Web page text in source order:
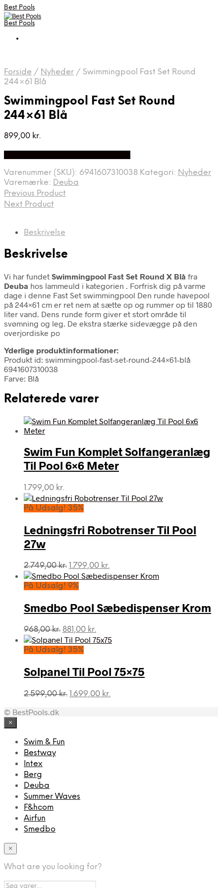
Best Pools
Best Pools
Forside / Nyheder / Swimmingpool Fast Set Round
244×61 Blå
Swimmingpool Fast Set Round
244×61 Blå
899,00 kr.
Varenummer (SKU): 6941607310038 Kategori: Nyheder
Varemærke: Deuba
Previous Product
Next Product
Beskrivelse
Beskrivelse
Vi har fundet Swimmingpool Fast Set Round X Blå fra
Deuba hos lammeuld i kategorien . Forfrisk dig på varme
dage i denne Fast Set swimmingpool Den runde havepool
på 244×61 cm er ret nem at sætte op og rummer op til 1880
liter vand. Dens runde form giver et stort område til
svømning og leg. De ekstra stærke sidevægge på den
overjordiske po
Yderlige produktinformationer:
Produkt id: swimmingpool-fast-set-round-244×61-blå
6941607310038
Farve: Blå
Relaterede varer
Swim Fun Komplet Solfangeranlæg
Til Pool 6×6 Meter
1.799,00 kr.
På Udsalg! 35%
Ledningsfri Robotrenser Til Pool
27w
2.749,00kr. Den
oprindelige
pris
2.749,00 kr..
1.799,00 kr.
aktuelle
1.799,00 kr..
På Udsalg! 9%
Smedbo Pool Sæbedispenser Krom
968,00kr. Den
oprindelige
pris
968,00 kr..
881,00 kr.
aktuelle
881,00 kr..
På Udsalg! 35%
Solpanel Til Pool 75×75
2.599,00kr. Den
1.699,00 kr.
© BestPools.dk
×
Swim & Fun
Bestway
Intex
Berg
Deuba
Summer Waves
F&hcom
Airfun
Smedbo
×
What are you looking for?